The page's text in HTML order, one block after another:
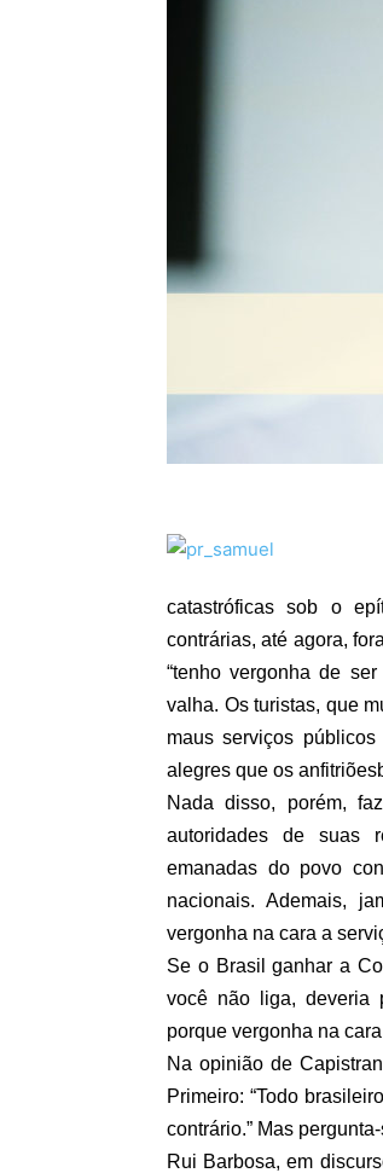
catastróficas sob o
contrárias, até agora,
“tenho vergonha de
valha. Os turistas, que
maus serviços
alegres que os anfitriões
Nada disso, porém,
autoridades de suas
emanadas do povo
nacionais. Ademais,
vergonha na cara a
Se o Brasil ganhar a
você não liga, deveria
porque vergonha na
Na opinião de
Primeiro: “Todo
contrário.” Mas
Rui Barbosa, em